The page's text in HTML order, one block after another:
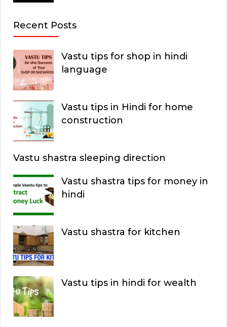
Recent Posts
Vastu tips for shop in hindi
language
Vastu tips in Hindi for home
construction
Vastu shastra sleeping direction
Vastu shastra tips for money in
hindi
Vastu shastra for kitchen
Vastu tips in hindi for wealth